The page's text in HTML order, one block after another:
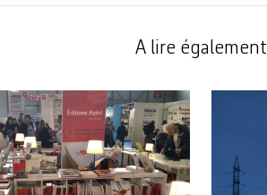
A lire également